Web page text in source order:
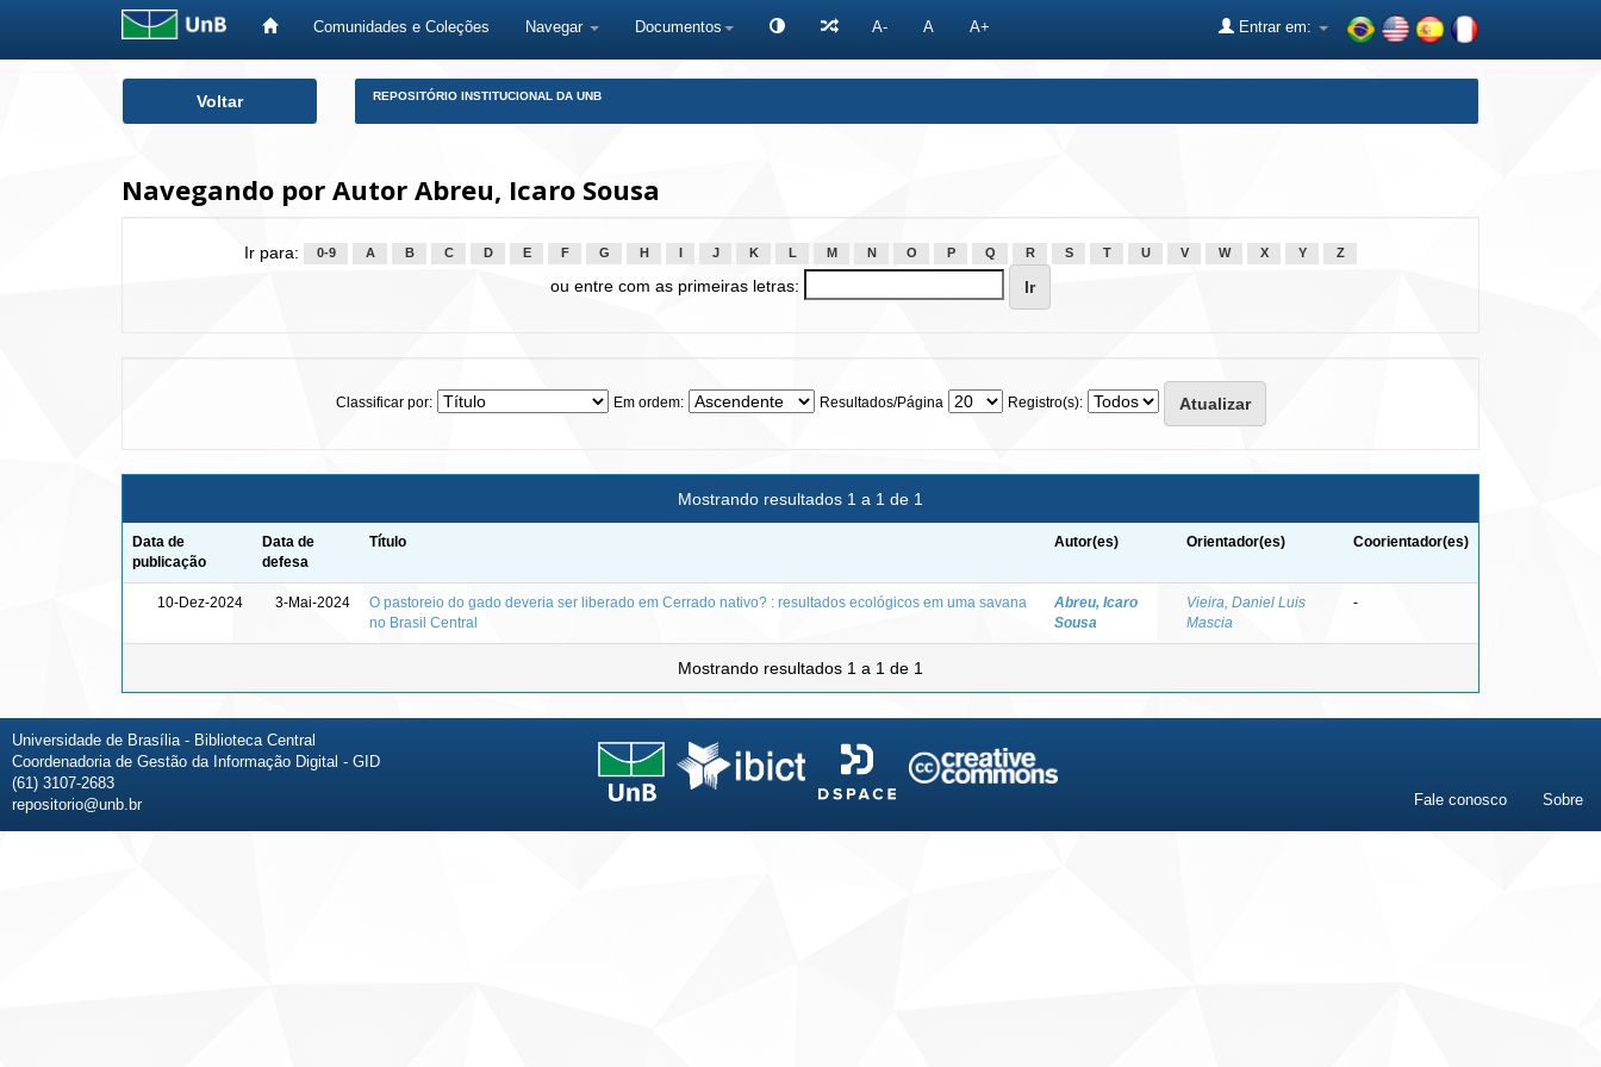
Comunidades e Coleções Navegar Documentos A- A A+ Entrar em:
Voltar REPOSITÓRIO INSTITUCIONAL DA UNB
Navegando por Autor Abreu, Icaro Sousa
Ir para: 0-9 A B C D E F G H J K L M N O P Q R S T U V W X Y Z
ou entre com as primeiras letras:
Classificar por: Em ordem: Resultados/Página Registro(s):
Mostrando resultados 1 a 1 de 1
Data de
publicação
Data de
defesa
Título Autor(es) Orientador(es) Coorientador(es)
10-Dez-2024 3-Mai-2024
O pastoreio do gado deveria ser liberado em Cerrado nativo? : resultados ecológicos em uma savana
no Brasil Central
Abreu, Icaro
Sousa
Vieira, Daniel Luis
Mascia
-
Mostrando resultados 1 a 1 de 1
Universidade de Brasília - Biblioteca Central
Coordenadoria de Gestão da Informação Digital - GID
(61) 3107-2683
repositorio@unb.br
Fale conosco Sobre